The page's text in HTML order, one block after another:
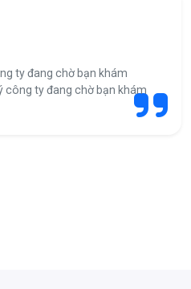
ty đang chờ bạn khám
công ty đang chờ bạn khám